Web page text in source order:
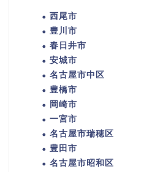
西尾市
豊川市
春日井市
安城市
名古屋市中区
豊橋市
岡崎市
一宮市
名古屋市瑞穂区
豊田市
名古屋市昭和区